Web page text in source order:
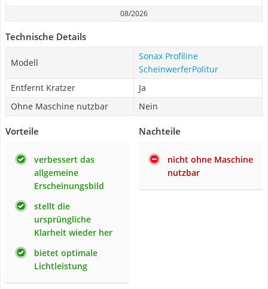
08/2026
Technische Details
Modell
Sonax Profiline
ScheinwerferPolitur
Entfernt Kratzer
Ja
Ohne Maschine nutzbar
Nein
Vorteile
verbessert das
allgemeine
Erscheinungsbild
stellt die
ursprüngliche
Klarheit wieder her
bietet optimale
Lichtleistung
Nachteile
nicht ohne Maschine
nutzbar